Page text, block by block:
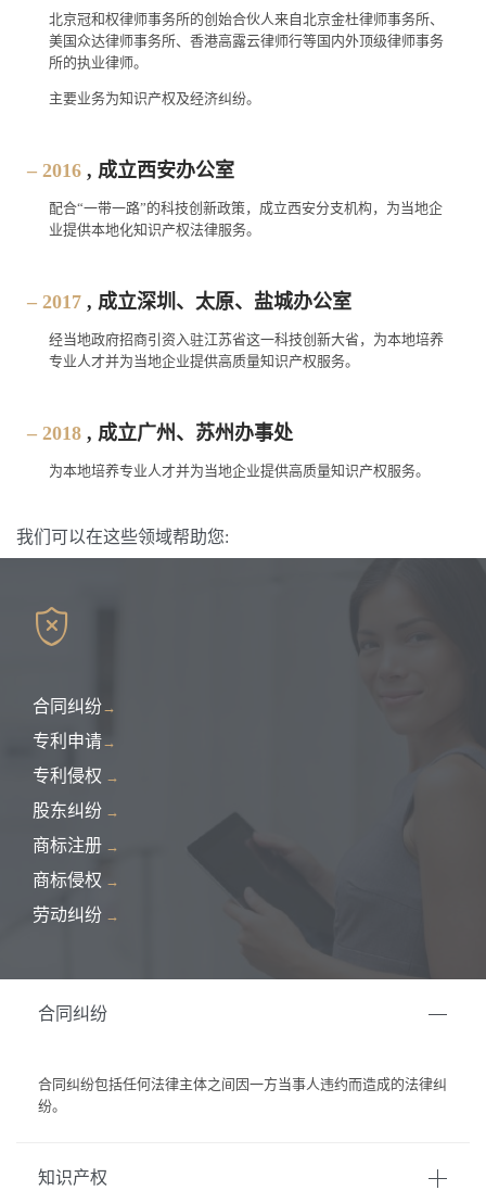
北京冠和权律师事务所的创始合伙人来自北京金杜律师事务所、
美国众达律师事务所、香港高露云律师行等国内外顶级律师事务
所的执业律师。
主要业务为知识产权及经济纠纷。
– 2016 , 成立西安办公室
配合“一带一路”的科技创新政策，成立西安分支机构，为当地企
业提供本地化知识产权法律服务。
– 2017 , 成立深圳、太原、盐城办公室
经当地政府招商引资入驻江苏省这一科技创新大省，为本地培养
专业人才并为当地企业提供高质量知识产权服务。
– 2018 , 成立广州、苏州办事处
为本地培养专业人才并为当地企业提供高质量知识产权服务。
我们可以在这些领域帮助您:

合同纠纷→
专利申请→
专利侵权 →
股东纠纷 →
商标注册 →
商标侵权 →
劳动纠纷 →
合同纠纷
合同纠纷包括任何法律主体之间因一方当事人违约而造成的法律纠
纷。
知识产权